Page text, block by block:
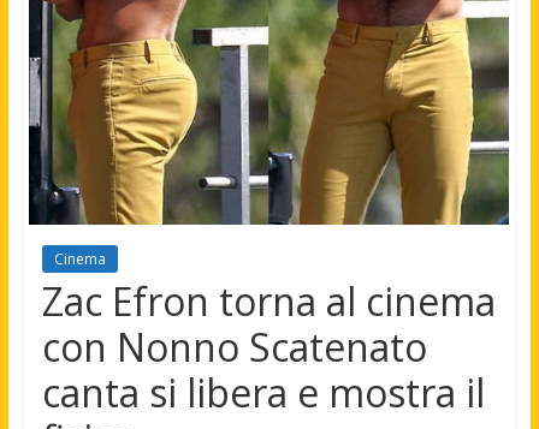
Cinema
Zac Efron torna al cinema
con Nonno Scatenato
canta si libera e mostra il